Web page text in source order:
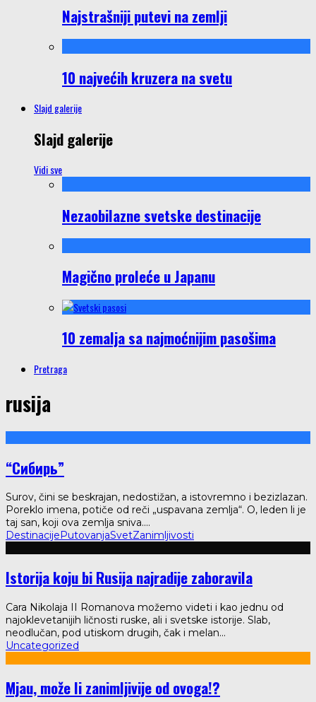
Najstrašniji putevi na zemlji
10 najvećih kruzera na svetu
Slajd galerije
Slajd galerije
Vidi sve
Nezaobilazne svetske destinacije
Magično proleće u Japanu
10 zemalja sa najmoćnijim pasošima
Pretraga
rusija
“Сибирь”
Surov, čini se beskrajan, nedostižan, a istovremno i bezizlazan.
Poreklo imena, potiče od reči „uspavana zemlja“. O, leden li je
taj san, koji ova zemlja sniva....
DestinacijePutovanjaSvetZanimljivosti
Istorija koju bi Rusija najradije zaboravila
Cara Nikolaja II Romanova možemo videti i kao jednu od
najoklevetanijih ličnosti ruske, ali i svetske istorije. Slab,
neodlučan, pod utiskom drugih, čak i melan...
Uncategorized
Mjau, može li zanimljivije od ovoga!?